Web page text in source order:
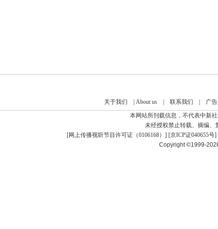
关于我们 About us| 联系我们
广
本网站所刊载信息，不代表中新
未经授权禁止转载、摘编、
[网上传播视听节目许可证（0106168） ] [京ICP证040655号]
Copyright ©1999-